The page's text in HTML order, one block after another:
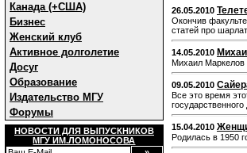
Канада (+США)
Бизнес
Женский клуб
Активное долголетие
Досуг
Образование
Издательство МГУ
Форумы
НОВОСТИ ДЛЯ ВЫПУСКНИКОВ
МГУ ИМ.ЛОМОНОСОВА
26.05.2010
Окончив
статей про
14.05.2010
Михаил Маркелов
09.05.2010
Все это время
15.04.2010
Родилась в 1950